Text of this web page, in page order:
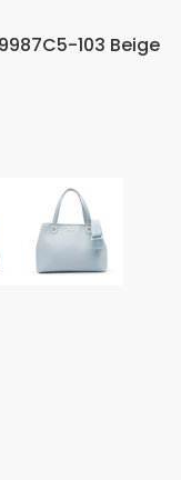
103 Beige